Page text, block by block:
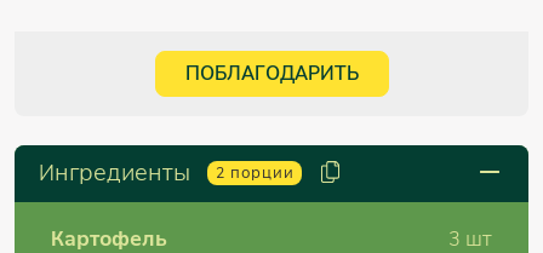
ПОБЛАГОДАРИТЬ
Ингредиенты 2 порции
Картофель
3 шт